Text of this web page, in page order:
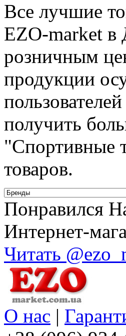
Все лучшие
EZO-market в
розничным
продукции
получить
"Спортивные
товаров.
Понравился
Интернет-
Читать
О нас |